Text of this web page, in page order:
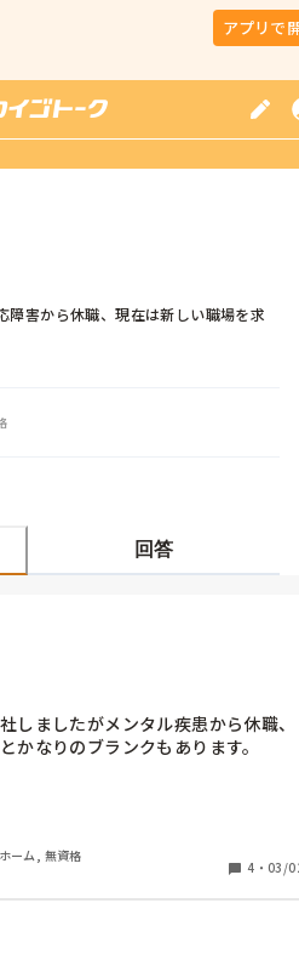
アプリで
障害から休職、現在は新しい職場を求
回答
しましたがメンタル疾患から休職、
かなりのブランクもあります。
つからず、資格取得を目指そうかと
裕があるわけではありません。
優先
ながら資格取得
ーム, 無資格
4 ・ 03/